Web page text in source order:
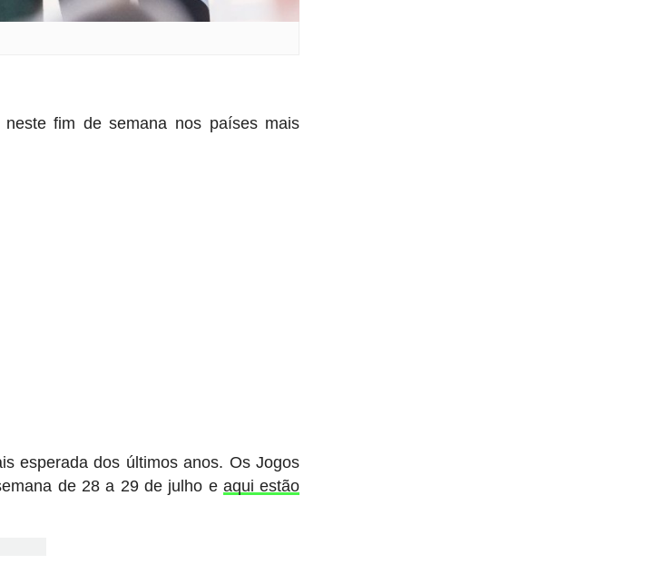
fim de semana nos países mais
esperada dos últimos anos. Os Jogos
de 28 a 29 de julho e aqui estão